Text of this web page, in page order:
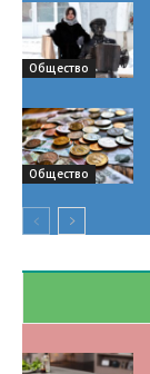
Общество
Общество